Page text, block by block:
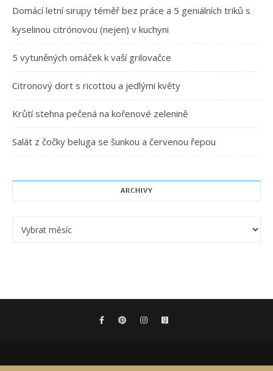
Domácí letní sirupy téměř bez práce a 5 geniálních triků s
kyselinou citrónovou (nejen) v kuchyni
5 vytuněných omáček k vaší grilovačce
Citronový dort s ricottou a jedlými květy
Krůtí stehna pečená na kořenové zelenině
Salát z čočky beluga se šunkou a červenou řepou
ARCHIVY